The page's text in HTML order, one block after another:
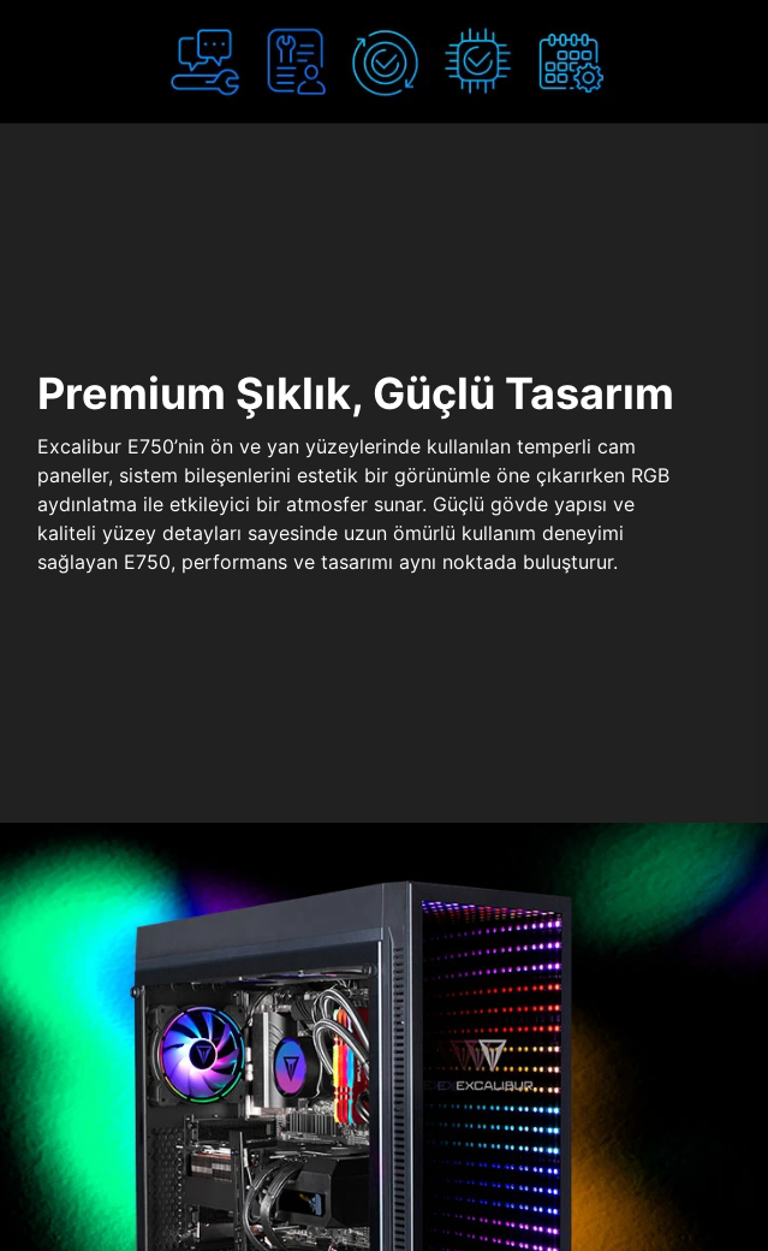
Premium Şıklık, Güçlü Tasarım
Excalibur E750’nin ön ve yan yüzeylerinde kullanılan temperli cam
paneller, sistem bileşenlerini estetik bir görünümle öne çıkarırken RGB
aydınlatma ile etkileyici bir atmosfer sunar. Güçlü gövde yapısı ve
kaliteli yüzey detayları sayesinde uzun ömürlü kullanım deneyimi
sağlayan E750, performans ve tasarımı aynı noktada buluşturur.